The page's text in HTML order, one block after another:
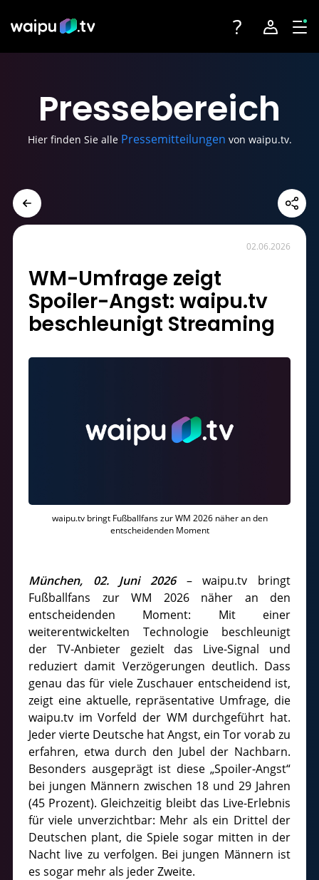
Angebote
Streaming-Partner
Geräte
Toggle navigation
Account
Registrieren
Pressebereich
Hier finden Sie alle Pressemitteilungen von waipu.tv.
02.06.2026
WM-Umfrage zeigt
Spoiler-Angst: waipu.tv
beschleunigt Streaming
waipu.tv bringt Fußballfans zur WM 2026 näher an den
entscheidenden Moment
München, 02. Juni 2026– waipu.tv bringt
Fußballfans zur WM 2026 näher an den
entscheidenden Moment: Mit einer
weiterentwickelten Technologie beschleunigt
der TV-Anbieter gezielt das Live-Signal und
reduziert damit Verzögerungen deutlich. Dass
genau das für viele Zuschauer entscheidend ist,
zeigt eine aktuelle, repräsentative Umfrage, die
waipu.tv im Vorfeld der WM durchgeführt hat.
Jeder vierte Deutsche hat Angst, ein Tor vorab zu
erfahren, etwa durch den Jubel der Nachbarn.
Besonders ausgeprägt ist diese „Spoiler-Angst“
bei jungen Männern zwischen 18 und 29 Jahren
(45 Prozent). Gleichzeitig bleibt das Live-Erlebnis
für viele unverzichtbar: Mehr als ein Drittel der
Deutschen plant, die Spiele sogar mitten in der
Nacht live zu verfolgen. Bei jungen Männern ist
es sogar mehr als jeder Zweite.